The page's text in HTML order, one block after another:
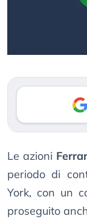
Le azioni
periodo di
York, con un
proseguito